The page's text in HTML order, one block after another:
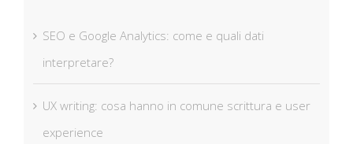
SEO e Google Analytics: come e quali dati
interpretare?
UX writing: cosa hanno in comune scrittura e user
experience